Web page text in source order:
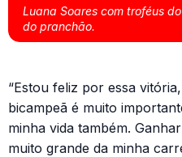
Luana Soares com troféus
do pranchão.
“Estou feliz por essa
bicampeã é muito
minha vida também.
muito grande da minha